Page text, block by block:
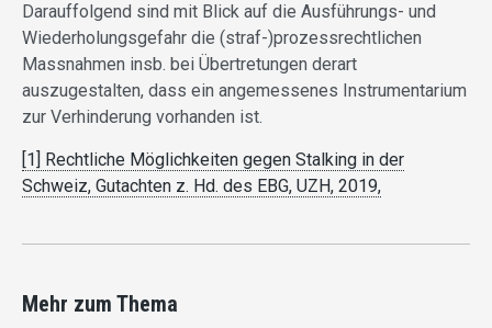
Darauffolgend sind mit Blick auf die Ausführungs- und
Wiederholungsgefahr die (straf-)prozessrechtlichen
Massnahmen insb. bei Übertretungen derart
auszugestalten, dass ein angemessenes Instrumentarium
zur Verhinderung vorhanden ist.
[1] Rechtliche Möglichkeiten gegen Stalking in der
Schweiz, Gutachten z. Hd. des EBG, UZH, 2019,
Mehr zum Thema